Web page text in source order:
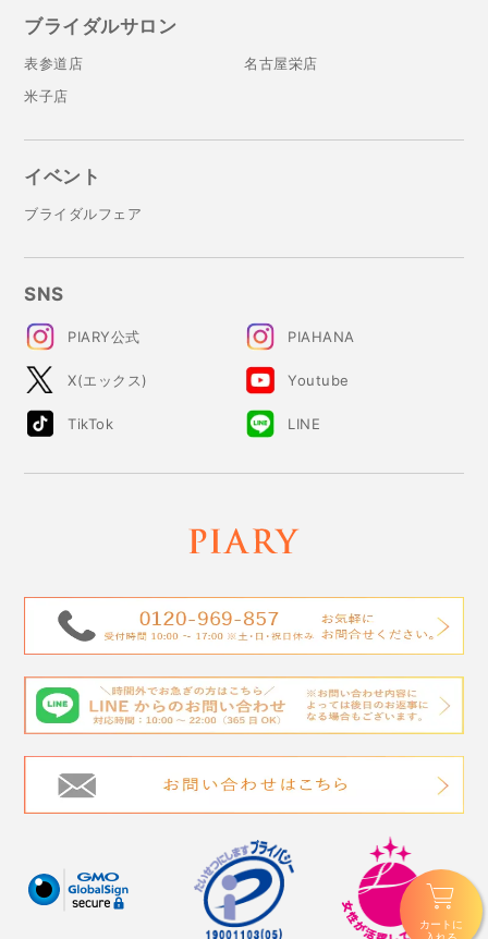
カートに
ブライダルサロン
表参道店
名古屋栄店
米子店
イベント
ブライダルフェア
SNS
PIARY公式 PIAHANA
X(エックス) Youtube
TikTok LINE